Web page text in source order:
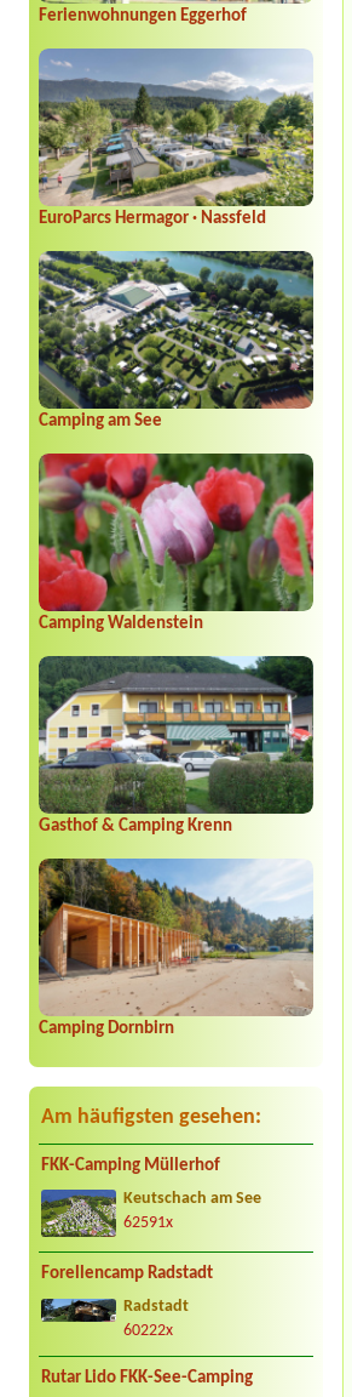
Ferienwohnungen Eggerhof
EuroParcs Hermagor · Nassfeld
Camping am See
Camping Waldenstein
Gasthof & Camping Krenn
Camping Dornbirn
Am häufigsten gesehen:
FKK-Camping Müllerhof
Keutschach am See
62591x
Forellencamp Radstadt
Radstadt
60222x
Rutar Lido FKK-See-Camping